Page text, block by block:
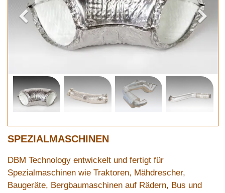
SPEZIALMASCHINEN
DBM Technology entwickelt und fertigt für
Spezialmaschinen wie Traktoren, Mähdrescher,
Baugeräte, Bergbaumaschinen auf Rädern, Bus und